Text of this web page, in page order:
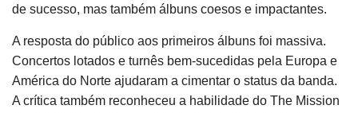
de sucesso, mas também álbuns coesos e impactantes.
A resposta do público aos primeiros álbuns foi massiva.
Concertos lotados e turnês bem-sucedidas pela Europa e
América do Norte ajudaram a cimentar o status da banda.
A crítica também reconheceu a habilidade do The Mission